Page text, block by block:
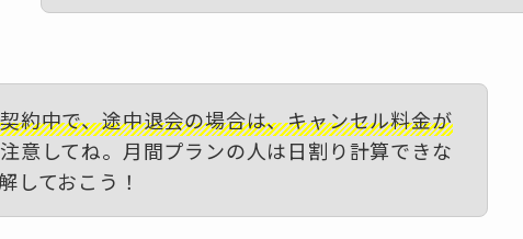
約中で、途中退会の場合は、キャンセル料金が
意してね。月間プランの人は日割り計算できな
しておこう！